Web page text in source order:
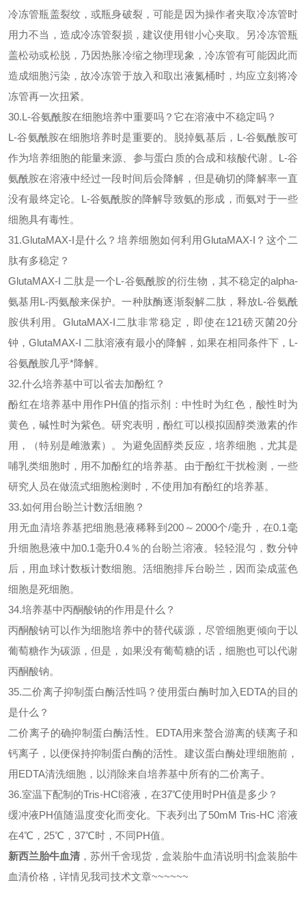
冷冻管瓶盖裂纹，或瓶身破裂，可能是因为操作者夹取冷冻管时
用力不当，造成冷冻管裂损，建议使用钳小心夹取。另冷冻管瓶
盖松动或松脱，乃因热胀冷缩之物理现象，冷冻管有可能因此而
造成细胞污染，故冷冻管于放入和取出液氮桶时，均应立刻将冷
冻管再一次扭紧。
30.L-谷氨酰胺在细胞培养中重要吗？它在溶液中不稳定吗？
L-谷氨酰胺在细胞培养时是重要的。脱掉氨基后，L-谷氨酰胺可
作为培养细胞的能量来源、参与蛋白质的合成和核酸代谢。L-谷
氨酰胺在溶液中经过一段时间后会降解，但是确切的降解率一直
没有最终定论。L-谷氨酰胺的降解导致氨的形成，而氨对于一些
细胞具有毒性。
31.GlutaMAX-I是什么？培养细胞如何利用GlutaMAX-I？这个二
肽有多稳定？
GlutaMAX-I 二肽是一个L-谷氨酰胺的衍生物，其不稳定的alpha-
氨基用L-丙氨酸来保护。一种肽酶逐渐裂解二肽，释放L-谷氨酰
胺供利用。GlutaMAX-I二肽非常稳定，即使在121磅灭菌20分
钟，GlutaMAX-I 二肽溶液有最小的降解，如果在相同条件下，L-
谷氨酰胺几乎*降解。
32.什么培养基中可以省去加酚红？
酚红在培养基中用作PH值的指示剂：中性时为红色，酸性时为
黄色，碱性时为紫色。研究表明，酚红可以模拟固醇类激素的作
用，（特别是雌激素）。为避免固醇类反应，培养细胞，尤其是
哺乳类细胞时，用不加酚红的培养基。由于酚红干扰检测，一些
研究人员在做流式细胞检测时，不使用加有酚红的培养基。
33.如何用台盼兰计数活细胞？
用无血清培养基把细胞悬液稀释到 200～2000个/毫升，在0.1毫
升细胞悬液中加0.1毫升0.4％的台盼兰溶液。轻轻混匀，数分钟
后，用血球计数板计数细胞。活细胞排斥台盼兰，因而染成蓝色
细胞是死细胞。
34.培养基中丙酮酸钠的作用是什么？
丙酮酸钠可以作为细胞培养中的替代碳源，尽管细胞更倾向于以
葡萄糖作为碳源，但是，如果没有葡萄糖的话，细胞也可以代谢
丙酮酸钠。
35.二价离子抑制蛋白酶活性吗？使用蛋白酶时加入 EDTA的目的
是什么？
二价离子的确抑制蛋白酶活性。 EDTA用来螯合游离的镁离子和
钙离子，以便保持抑制蛋白酶的活性。建议蛋白酶处理细胞前，
用EDTA清洗细胞，以消除来自培养基中所有的二价离子。
36.室温下配制的Tris-HCl溶液，在37℃使用时PH值是多少？
缓冲液PH值随温度变化而变化。下表列出了50mM Tris-HC 溶液
在4℃，25℃，37℃时，不同PH值。
新西兰胎牛血清 ，苏州千舍现货，盒装胎牛血清说明书|盒装胎牛
血清价格，详情见我司技术文章~~~~~~